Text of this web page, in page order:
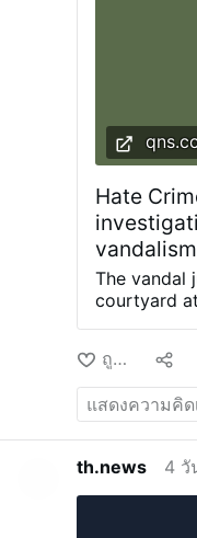
Hate
church
The vandal
courtyard
Blessed
off the
Diocese of
Crimes
targeted
of Long
in the
ถูกใจ
th.news 4 วั